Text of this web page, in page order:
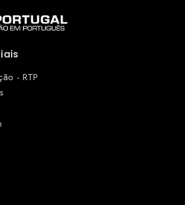
- RTP